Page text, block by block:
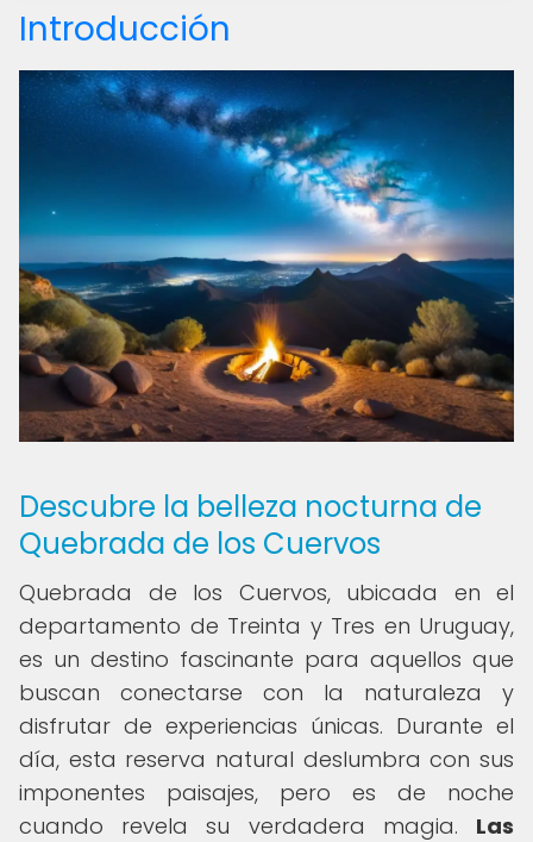
Introducción
Descubre la belleza nocturna de
Quebrada de los Cuervos
Quebrada de los Cuervos, ubicada en el
departamento de Treinta y Tres en Uruguay,
es un destino fascinante para aquellos que
buscan conectarse con la naturaleza y
disfrutar de experiencias únicas. Durante el
día, esta reserva natural deslumbra con sus
imponentes paisajes, pero es de noche
cuando revela su verdadera magia. Las